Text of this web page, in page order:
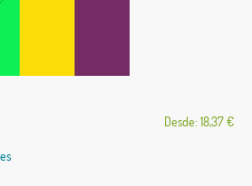
Desde: 18,37 €